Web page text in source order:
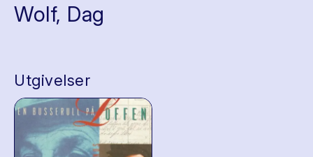
Wolf, Dag
Utgivelser